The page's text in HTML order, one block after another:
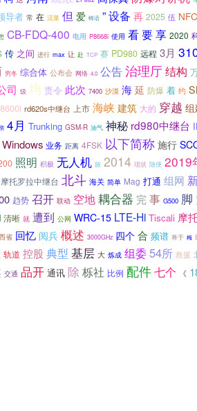
导者 常 在 流量 但 爱 蜂语 ”设备 再 2025 伍 NFC
CB-FDQ-400 电用 P8668i 使用 看要享 2020
传 之间 进行 max 让 赴 TCP 赛 PD980 远程 3月
穷冬 综合体 公布会 网络 4.0 公告治理厅结构
司 级 均 责令 此次 7400 沙漠 海 延 防爆 着 约
rd620s中继台 上市 海峡 建筑 大的 穿越 组
4月 Trunking GSM-R 油气 神秘 rd980中继台
Windows 业务 距离 4FSK 以下简称 施行
照明 积极 无人机 旅 2014 现状 随便 2019
摩托罗拉中继台 北斗 海关 简单 Mag 打通 组网
趋势 召开 联动 空地耦合器 完事 G500 脚
清晰 就 遭到 公网 WRC-15 LTE-Hi Tiscali 摩
省 回忆 阅兵 概述 3000GHz 四个合 频谱 将于 梅
轨道 控股 典型 基层 大 炼成 组委 54所 救援
交通 品开 通讯 除 栎社 比例 配件七个 《